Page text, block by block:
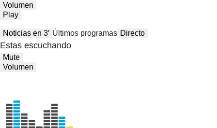
Volumen
Play
Noticias en 3′ Últimos programas Directo
Estas escuchando
Mute
Volumen